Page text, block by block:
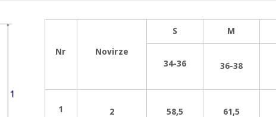
Nr Novirze
S M
34-36 36-38
1 2 58,5 61,5